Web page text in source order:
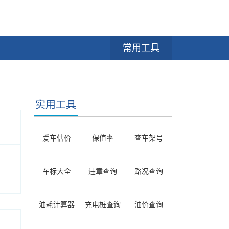
常用工具
实用工具
爱车估价 保值率 查车架号
车标大全 违章查询 路况查询
油耗计算器 充电桩查询 油价查询